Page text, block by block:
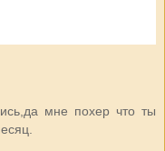
мне похер что ты